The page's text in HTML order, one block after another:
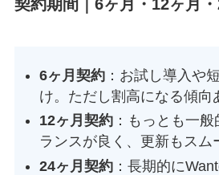
契約期間｜6ヶ月・12ヶ月
6ヶ月契約 ：お試し導入や
け。ただし割高になる傾向
12ヶ月契約 ：もっとも一
ランスが良く、更新もスム
24ヶ月契約 ：長期的に